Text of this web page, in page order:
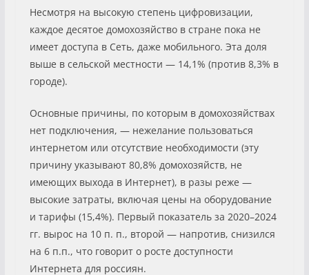
Несмотря на высокую степень цифровизации,
каждое десятое домохозяйство в стране пока не
имеет доступа в Сеть, даже мобильного. Эта доля
выше в сельской местности — 14,1% (против 8,3% в
городе).
Основные причины, по которым в домохозяйствах
нет подключения, — нежелание пользоваться
интернетом или отсутствие необходимости (эту
причину указывают 80,8% домохозяйств, не
имеющих выхода в Интернет), в разы реже —
высокие затраты, включая цены на оборудование
и тарифы (15,4%). Первый показатель за 2020–2024
гг. вырос на 10 п. п., второй — напротив, снизился
на 6 п.п., что говорит о росте доступности
Интернета для россиян.